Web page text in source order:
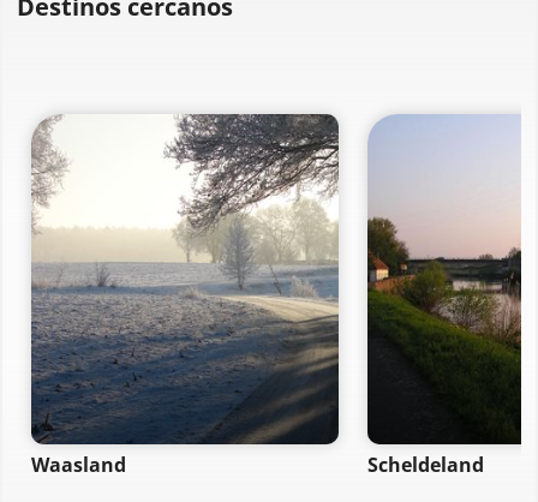
Destinos cercanos
Waasland Scheldeland